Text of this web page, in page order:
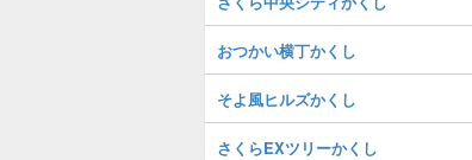
おつかい横丁かくし
そよ風ヒルズかくし
さくらEXツリーかくし